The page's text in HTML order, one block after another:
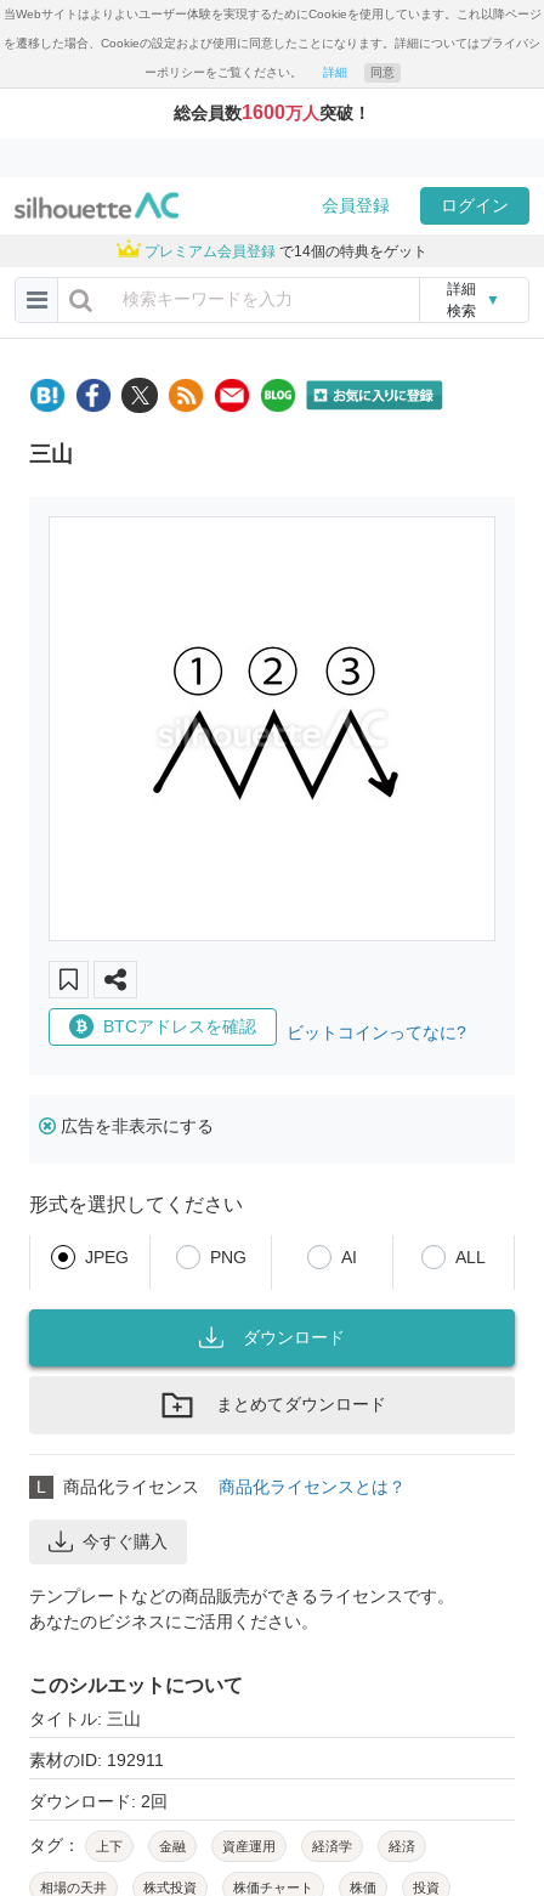
当Webサイトはよりよいユーザー体験を実現するためにCookieを使用しています。これ以降ページ
を遷移した場合、Cookieの設定および使用に同意したことになります。詳細についてはプライバシ
ーポリシーをご覧ください。 詳細 同意
総会員数1600万人突破！
会員登録 ログイン
プレミアム会員登録 で14個の特典をゲット
詳細
検索
▼
三山
BTCアドレスを確認 ビットコインってなに?
広告を非表示にする
形式を選択してください
JPEG PNG AI ALL
ダウンロード
まとめてダウンロード
L 商品化ライセンス 商品化ライセンスとは？
今すぐ購入
テンプレートなどの商品販売ができるライセンスです。
あなたのビジネスにご活用ください。
このシルエットについて
タイトル: 三山
素材のID: 192911
ダウンロード: 2回
タグ： 上下 金融 資産運用 経済学 経済
相場の天井 株式投資 株価チャート 株価 投資